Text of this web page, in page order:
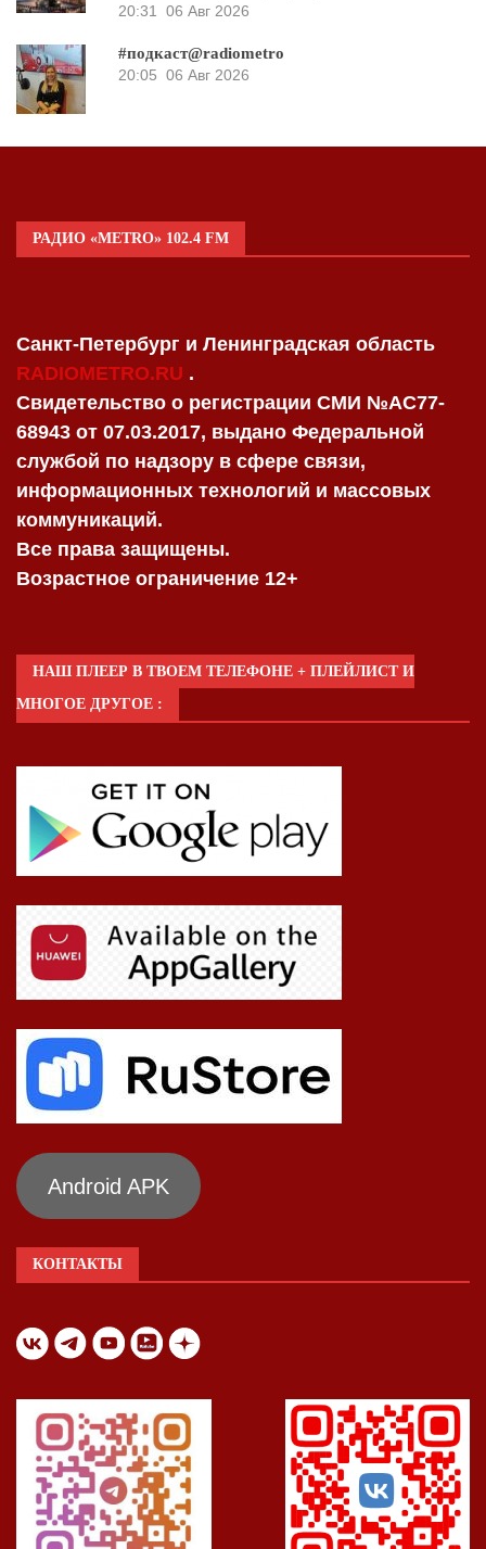
20:31 06 Авг 2026
#подкаст@radiometro
20:05 06 Авг 2026
РАДИО «METRO» 102.4 FM
Санкт-Петербург и Ленинградская область
RADIOMETRO.RU .
Свидетельство о регистрации СМИ №AC77-
68943 от 07.03.2017, выдано Федеральной
службой по надзору в сфере связи,
информационных технологий и массовых
коммуникаций.
Все права защищены.
Возрастное ограничение 12+
НАШ ПЛЕЕР В ТВОЕМ ТЕЛЕФОНЕ + ПЛЕЙЛИСТ И
МНОГОЕ ДРУГОЕ :
Android APK
КОНТАКТЫ